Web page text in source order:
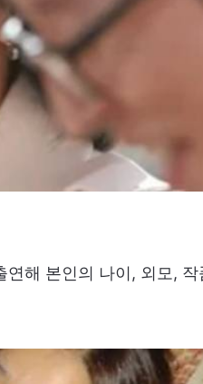
해 본인의 나이, 외모, 작